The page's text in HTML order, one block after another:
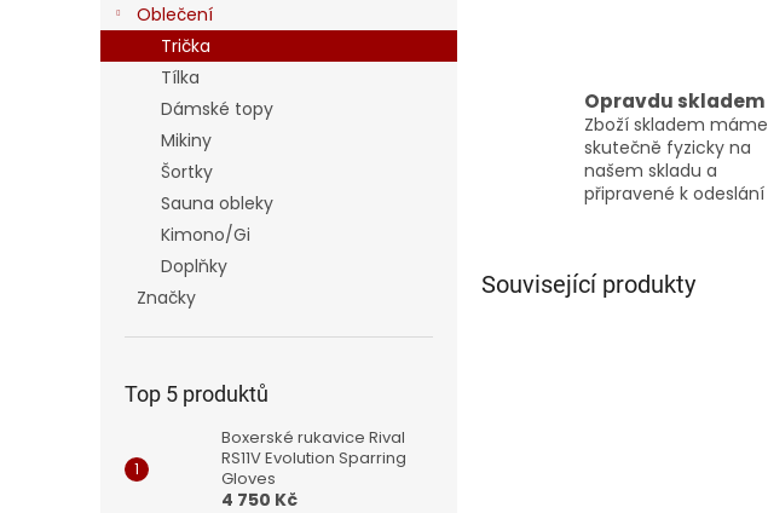
Oblečení
Trička
Tílka
Dámské topy
Mikiny
Šortky
Sauna obleky
Kimono/Gi
Doplňky
Značky
Top 5 produktů
Boxerské rukavice Rival
RS11V Evolution Sparring
Gloves
4 750 Kč
Opravdu skladem
Zboží skladem máme
skutečně fyzicky na
našem skladu a
připravené k odeslání
Související produkty